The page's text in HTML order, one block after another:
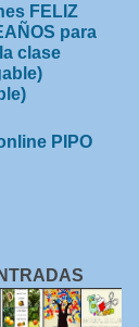
FELIZ
para
clase
PIPO